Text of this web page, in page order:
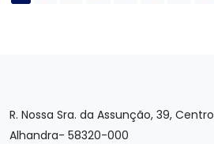
R. Nossa Sra. da Assunção, 39, Centro
Alhandra- 58320-000